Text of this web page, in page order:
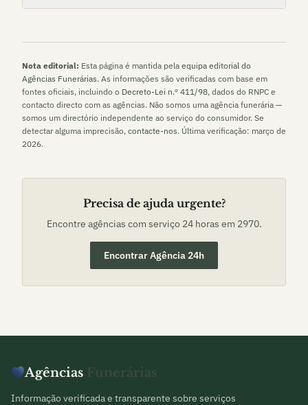
Nota editorial: Esta página é mantida pela equipa editorial do
Agências Funerárias. As informações são verificadas com base em
fontes oficiais, incluindo o Decreto-Lei n.º 411/98, dados do RNPC e
contacto directo com as agências. Não somos uma agência funerária —
somos um directório independente ao serviço do consumidor. Se
detectar alguma imprecisão, contacte-nos. Última verificação: março de
2026.
Precisa de ajuda urgente?
Encontre agências com serviço 24 horas em 2970.
Encontrar Agência 24h
Agências Funerárias
Informação verificada e transparente sobre serviços